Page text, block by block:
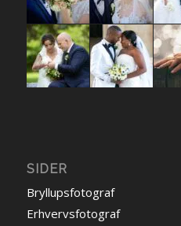
SIDER
Bryllupsfotograf
Erhvervsfotograf